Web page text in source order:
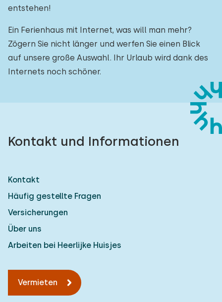
entstehen!
Ein Ferienhaus mit Internet, was will man mehr?
Zögern Sie nicht länger und werfen Sie einen Blick
auf unsere große Auswahl. Ihr Urlaub wird dank des
Internets noch schöner.
Kontakt und Informationen
Kontakt
Häufig gestellte Fragen
Versicherungen
Über uns
Arbeiten bei Heerlijke Huisjes
Vermieten